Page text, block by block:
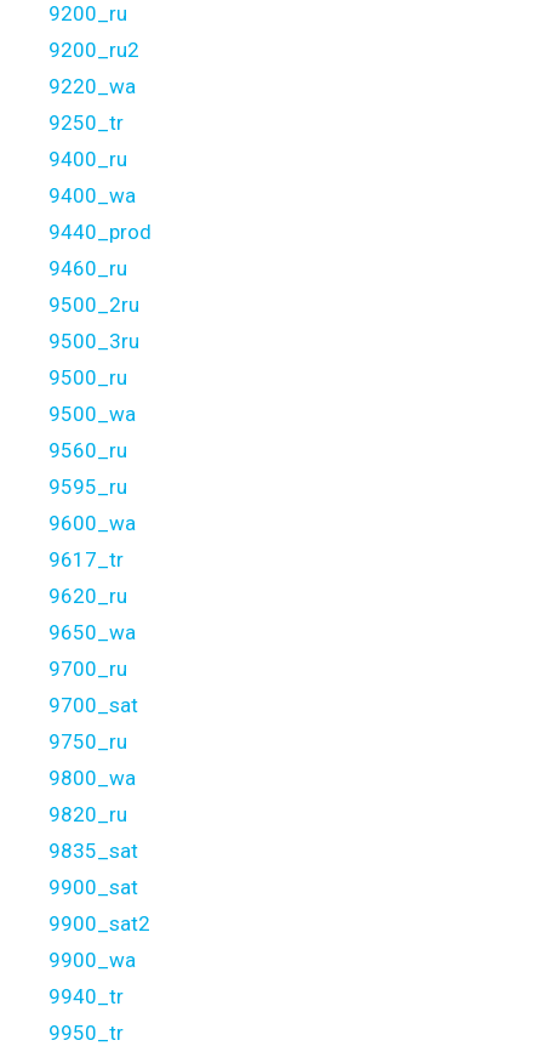
9200_ru
9200_ru2
9220_wa
9250_tr
9400_ru
9400_wa
9440_prod
9460_ru
9500_2ru
9500_3ru
9500_ru
9500_wa
9560_ru
9595_ru
9600_wa
9617_tr
9620_ru
9650_wa
9700_ru
9700_sat
9750_ru
9800_wa
9820_ru
9835_sat
9900_sat
9900_sat2
9900_wa
9940_tr
9950_tr